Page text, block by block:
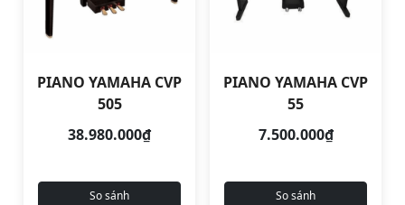
PIANO YAMAHA CVP
505
38.980.000₫
So sánh
PIANO YAMAHA CVP
55
7.500.000₫
So sánh